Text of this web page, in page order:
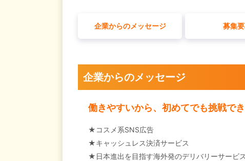
企業からのメッセージ 募集
企業からのメッセージ
働きやすいから、初めてでも挑戦で
★コスメ系SNS広告
★キャッシュレス決済サービス
★日本進出を目指す海外発のデリバリーサービス